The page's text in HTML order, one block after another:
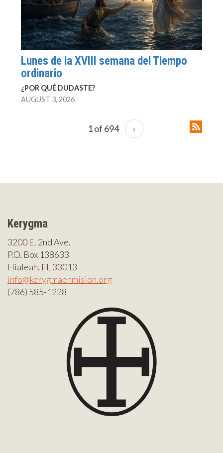
Lunes de la XVIII semana del Tiempo
ordinario
¿POR QUÉ DUDASTE?
AUGUST 3, 2026
1 of 694 ›
Kerygma
3200 E. 2nd Ave.
P.O. Box 138633
Hialeah, FL 33013
info@kerygmaenmision.org
(786) 585-1228